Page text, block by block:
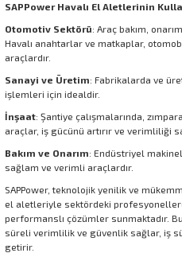
SAPPower Havalı El Aletlerinin
Otomotiv Sektörü: Araç bakım,
Havalı anahtarlar ve matkaplar,
araçlardır.
Sanayi ve Üretim: Fabrikalarda ve
işlemleri için idealdir.
İnşaat: Şantiye çalışmalarında,
araçlar, iş gücünü artırır ve verimliliği
Bakım ve Onarım: Endüstriyel
sağlam ve verimli araçlardır.
SAPPower, teknolojik yenilik ve
el aletleriyle sektördeki
performanslı çözümler sunmaktadır.
süreli verimlilik ve güvenlik sağlar, iş
getirir.